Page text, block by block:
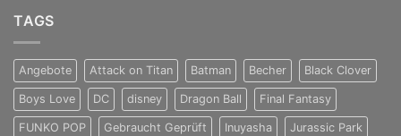
TAGS
Angebote Attack on Titan Batman Becher Black Clover
Boys Love DC disney Dragon Ball Final Fantasy
FUNKO POP Gebraucht Geprüft Inuyasha Jurassic Park